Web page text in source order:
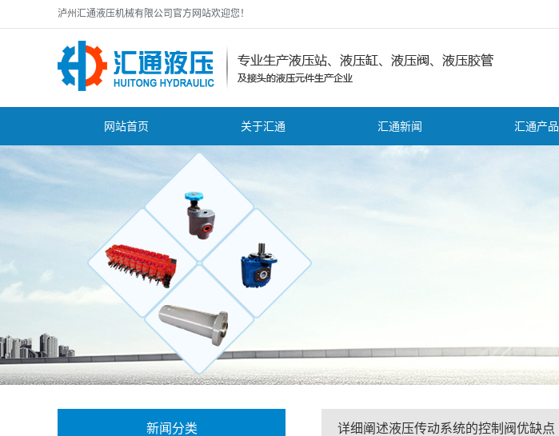
泸州汇通液压机械有限公司官方网站欢迎您！
网站首页
关于汇通
公司简介
zhuanli证书
资质证书
营业执照
汇通新闻
公司新闻
汇通产品
液压油缸
新闻分类 详细阐述液压传动系统的控制阀优缺点